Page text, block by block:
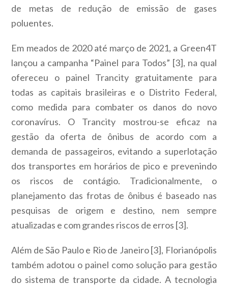
de metas de redução de emissão de gases
poluentes.
Em meados de 2020 até março de 2021, a Green4T
lançou a campanha “Painel para Todos” [3], na qual
ofereceu o painel Trancity gratuitamente para
todas as capitais brasileiras e o Distrito Federal,
como medida para combater os danos do novo
coronavírus. O Trancity mostrou-se eficaz na
gestão da oferta de ônibus de acordo com a
demanda de passageiros, evitando a superlotação
dos transportes em horários de pico e prevenindo
os riscos de contágio. Tradicionalmente, o
planejamento das frotas de ônibus é baseado nas
pesquisas de origem e destino, nem sempre
atualizadas e com grandes riscos de erros [3].
Além de São Paulo e Rio de Janeiro[3], Florianópolis
também adotou o painel como solução para gestão
do sistema de transporte da cidade. A tecnologia